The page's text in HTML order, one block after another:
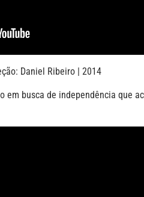
Daniel Ribeiro | 2014
em busca de independência que